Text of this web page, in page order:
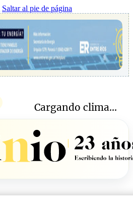
Saltar al pie de página
Cargando clima...